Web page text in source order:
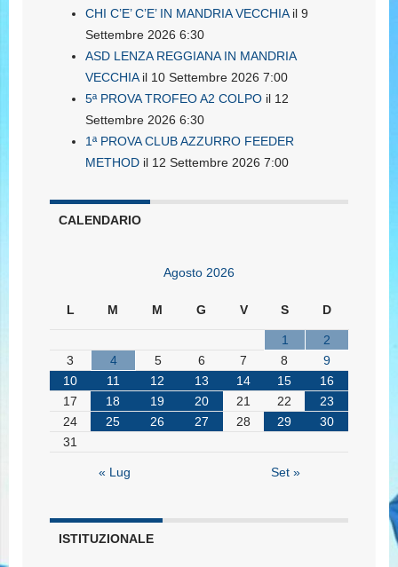
CHI C’E’ C’E’ IN MANDRIA VECCHIAil 9
Settembre 2026 6:30
ASD LENZA REGGIANA IN MANDRIA
VECCHIAil 10 Settembre 2026 7:00
5ª PROVA TROFEO A2 COLPO il 12
Settembre 2026 6:30
1ª PROVA CLUB AZZURRO FEEDER
METHOD il 12 Settembre 2026 7:00
CALENDARIO
Agosto 2026
L M M G V S D
1
2
3
4 5 6 7 8
9
10
11 12 13 14 15
16
17
18 19 20 21 22
23
24
25 26 27 28 29
30
31
« Lug Set »
ISTITUZIONALE